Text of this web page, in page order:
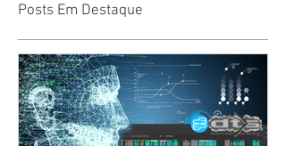
Posts Em Destaque